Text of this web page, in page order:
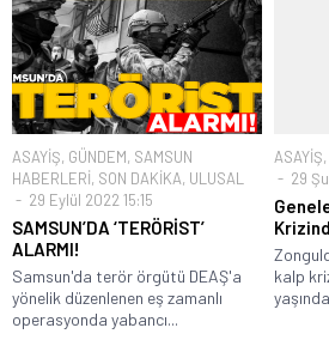
ASAYİŞ, GÜNDEM, SAMSUN
HABERLERİ, SON DAKİKA, ULUSAL
29 Eylül 2022 15:15
SAMSUN’DA ‘TERÖRİST’
ALARMI!
Samsun'da terör örgütü DEAŞ'a
yönelik düzenlenen eş zamanlı
operasyonda yabancı...
ASAYİŞ,
29
kalp